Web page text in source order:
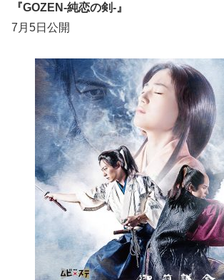
『GOZEN-純恋の剣-』
7月5日公開